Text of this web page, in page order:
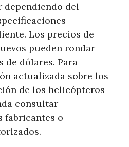
dependiendo del
Los precios de
pueden rondar
de dólares. Para
actualizada sobre los
de los helicópteros
consultar
fabricantes o